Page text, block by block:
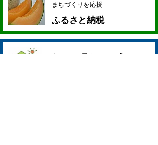
まちづくりを応援
ふるさと納税